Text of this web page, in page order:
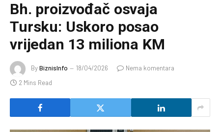
Bh. proizvođač osvaja
Tursku: Uskoro posao
vrijedan 13 miliona KM
ByBiznisInfo 18/04/2026
Nema komentara
2 Mins Read